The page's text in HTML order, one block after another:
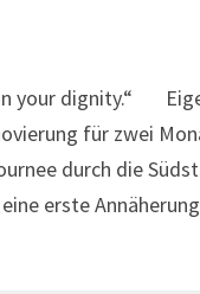
your dignity.“
für zwei
durch die
erste